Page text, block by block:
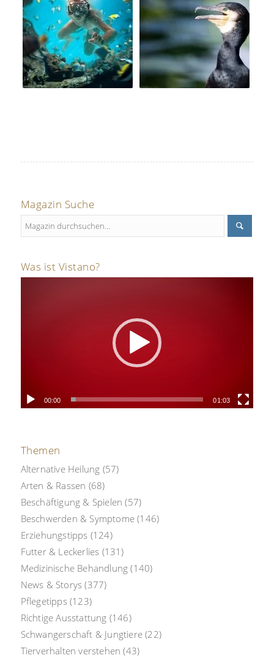
Magazin Suche
Was ist Vistano?
00:00 01:03
Themen
Alternative Heilung (57)
Arten & Rassen (68)
Beschäftigung & Spielen (57)
Beschwerden & Symptome (146)
Erziehungstipps (124)
Futter & Leckerlies (131)
Medizinische Behandlung (140)
News & Storys (377)
Pflegetipps(123)
Richtige Ausstattung (146)
Schwangerschaft & Jungtiere (22)
Tierverhalten verstehen (43)